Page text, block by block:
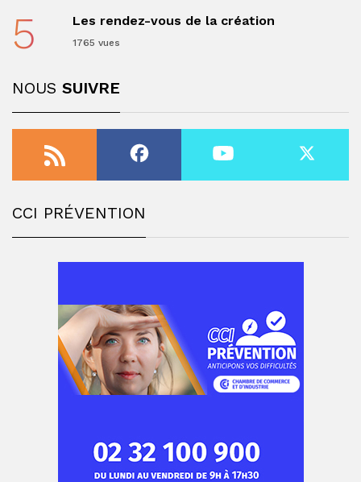
5 Les rendez-vous de la création
1765 vues
NOUS SUIVRE
CCI PRÉVENTION